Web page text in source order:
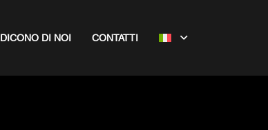
DICONO DI NOI CONTATTI